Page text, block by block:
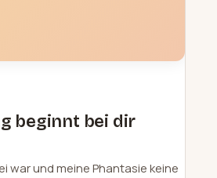
beginnt bei dir
war und meine Phantasie keine